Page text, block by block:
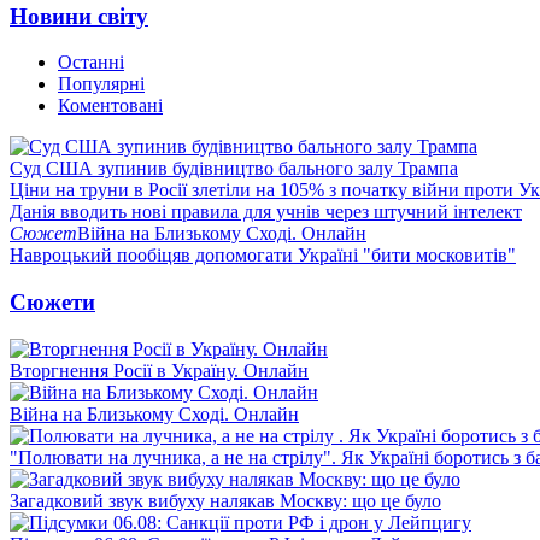
Новини світу
Останні
Популярні
Коментовані
Суд США зупинив будівництво бального залу Трампа
Ціни на труни в Росії злетіли на 105% з початку війни проти
Данія вводить нові правила для учнів через штучний інтелект
СюжетВійна на Близькому Сході. Онлайн
Навроцький пообіцяв допомогати Україні "бити московитів"
Сюжети
Вторгнення Росії в Україну. Онлайн
Війна на Близькому Сході. Онлайн
"Полювати на лучника, а не на стрілу". Як Україні боротись з
Загадковий звук вибуху налякав Москву: що це було